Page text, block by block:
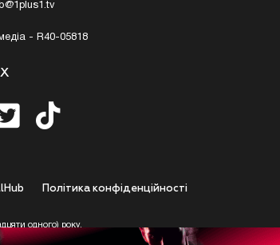
медіа - R40-05818
Полiтика конфiденцiйностi
одного) року.
що досяг 21-річного віку.